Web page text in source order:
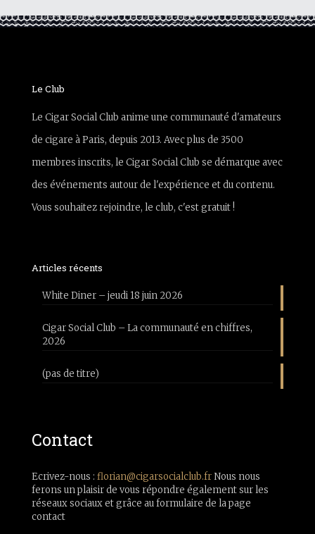
Le Club
Le Cigar Social Club anime une communauté d'amateurs
de cigare à Paris, depuis 2013. Avec plus de 3500
membres inscrits, le Cigar Social Club se démarque avec
des événements autour de l'expérience et du contenu.
Vous souhaitez rejoindre, le club, c'est gratuit !
Articles récents
White Diner – jeudi 18 juin 2026
Cigar Social Club – La communauté en chiffres,
2026
(pas de titre)
Contact
Ecrivez-nous : florian@cigarsocialclub.frNous nous
ferons un plaisir de vous répondre également sur les
réseaux sociaux et grâce au formulaire de la page
contact